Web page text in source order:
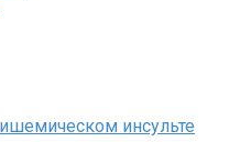
инсульте